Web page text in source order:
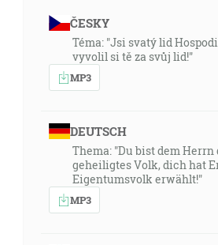
ČESKY
Téma: "Jsi svatý lid
vyvolil si tě za svůj lid!"
MP3
DEUTSCH
Thema: "Du bist dem
geheiligtes Volk, dich hat
Eigentumsvolk erwählt!"
MP3